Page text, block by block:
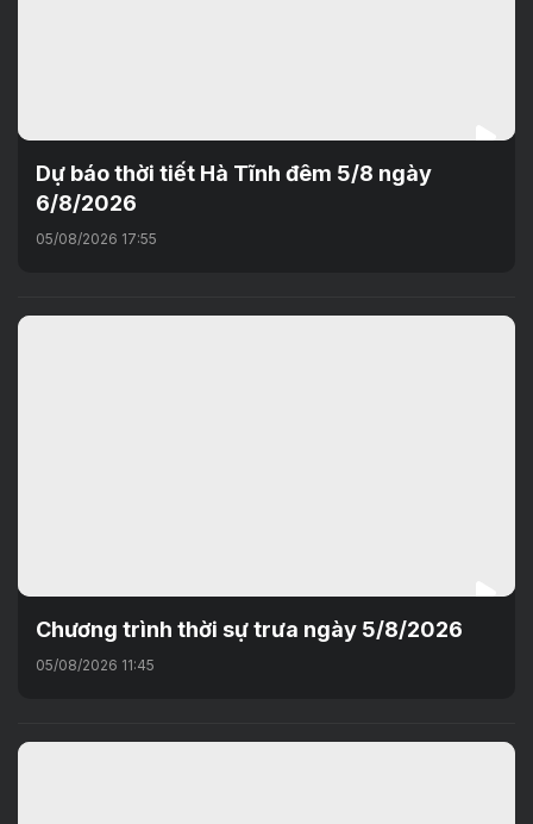
Dự báo thời tiết Hà Tĩnh đêm 5/8 ngày
6/8/2026
05/08/2026 17:55
Chương trình thời sự trưa ngày 5/8/2026
05/08/2026 11:45